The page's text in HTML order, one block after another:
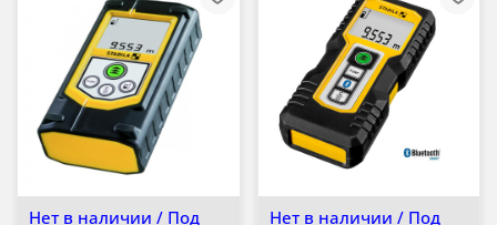
Нет в наличии / Под
Нет в наличии / Под